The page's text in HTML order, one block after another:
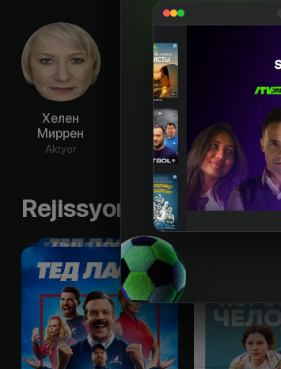
Хелен
Миррен
Aktyor
Энтони Маки
Aktyor
Энн
Aktyor
Rejissyorning boshqa